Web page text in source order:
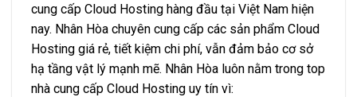
cung cấp Cloud Hosting hàng đầu tại Việt Nam hiện
nay. Nhân Hòa chuyên cung cấp các sản phẩm Cloud
Hosting giá rẻ, tiết kiệm chi phí, vẫn đảm bảo cơ sở
hạ tầng vật lý mạnh mẽ. Nhân Hòa luôn nằm trong top
nhà cung cấp Cloud Hosting uy tín vì: